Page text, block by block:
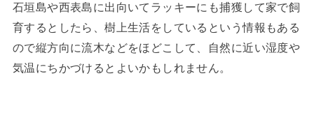
石垣島や西表島に出向いてラッキーにも捕獲して家で飼
育するとしたら、樹上生活をしているという情報もある
ので縦方向に流木などをほどこして、自然に近い湿度や
気温にちかづけるとよいかもしれません。